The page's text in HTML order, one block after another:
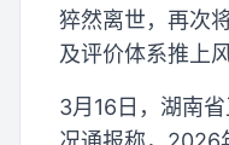
猝然离世，再次
及评价体系推上
3月16日，湖南